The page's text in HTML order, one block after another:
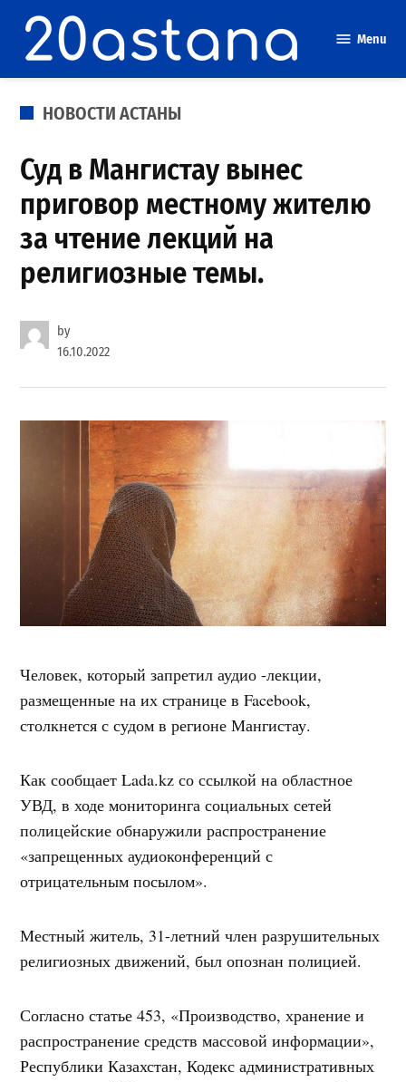
content
Menu
POSTED
НОВОСТИ АСТАНЫ
Суд в Мангистау вынес
приговор местному жителю
за чтение лекций на
религиозные темы.
by
16.10.2022
Человек, который запретил аудио -лекции,
размещенные на их странице в Facebook,
столкнется с судом в регионе Мангистау.
Как сообщает Lada.kz со ссылкой на областное
УВД, в ходе мониторинга социальных сетей
полицейские обнаружили распространение
«запрещенных аудиоконференций с
отрицательным посылом».
Местный житель, 31-летний член разрушительных
религиозных движений, был опознан полицией.
Согласно статье 453, «Производство, хранение и
распространение средств массовой информации»,
Республики Казахстан, Кодекс административных